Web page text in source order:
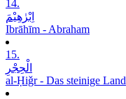
14.
اِبْرٰھِیْمَ
Ibrāhīm - Abraham
15.
الْحِجْرِ
al-Ḥiǧr - Das steinige Land